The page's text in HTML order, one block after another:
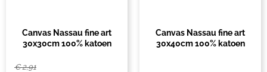
Canvas Nassau fine art
30x30cm 100% katoen
€2,91
Canvas Nassau fine art
30x40cm 100% katoen